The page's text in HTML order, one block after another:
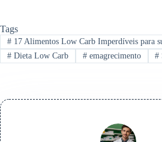
Tags
#17 Alimentos Low Carb Imperdíveis para
#Dieta Low Carb #emagrecimento #